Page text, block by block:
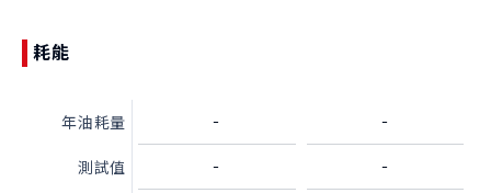
耗能
年油耗量 - -
測試值 - -